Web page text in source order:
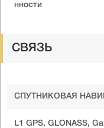
нности
СВЯЗЬ
СПУТНИКОВАЯ
L1 GPS, GLONASS,